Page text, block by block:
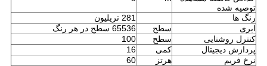
توصیه شده
رنگ ها
281 تریلیون
ابری
سطح
65536 سطح در هر رنگ
کنترل روشنایی
سطح
100
پردازش دیجیتال
کمی
16
نرخ فریم
هرتز 60